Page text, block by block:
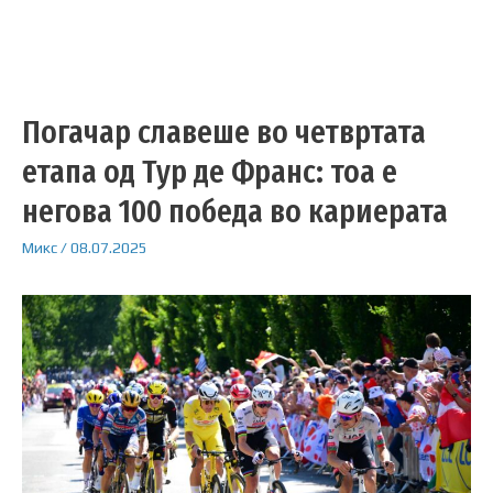
Погачар славеше во четвртата
етапа од Тур де Франс: тоа е
негова 100 победа во кариерата
Микс/08.07.2025